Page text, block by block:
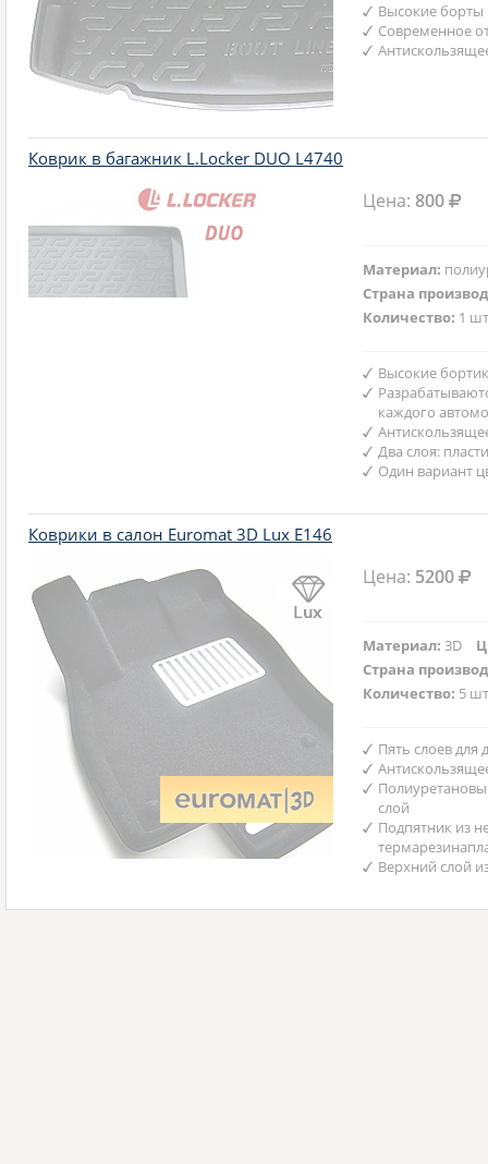
Высокие борты
Современное
Коврик в багажник L.Locker DUO L4740
Цена:800
Материал:
Страна
Количество: 1
Высокие
каждого
Два слоя:
Один вариант
Коврики в салон Euromat 3D Lux E146
Цена: 5200
Материал:3D
Страна
Количество: 5
Пять слоев
слой
Подпятник из
Верхний слой